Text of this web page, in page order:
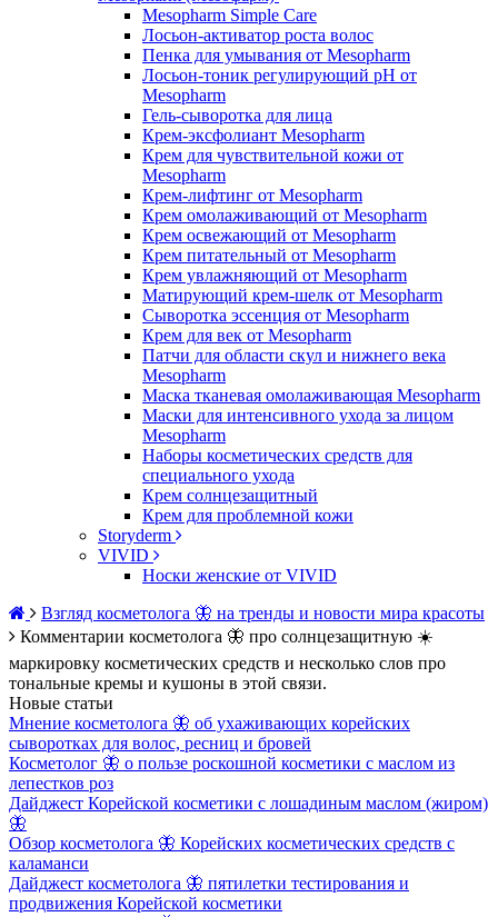
Mesopharm Simple Care
Лосьон-активатор роста волос
Пенка для умывания от Mesopharm
Лосьон-тоник регулирующий рН от
Mesopharm
Гель-сыворотка для лица
Крем-эксфолиант Mesopharm
Крем для чувствительной кожи от
Mesopharm
Крем-лифтинг от Mesopharm
Крем омолаживающий от Mesopharm
Крем освежающий от Mesopharm
Крем питательный от Mesopharm
Крем увлажняющий от Mesopharm
Матирующий крем-шелк от Mesopharm
Сыворотка эссенция от Mesopharm
Крем для век от Mesopharm
Патчи для области скул и нижнего века
Mesopharm
Маска тканевая омолаживающая Mesopharm
Маски для интенсивного ухода за лицом
Mesopharm
Наборы косметических средств для
специального ухода
Крем солнцезащитный
Крем для проблемной кожи
Storyderm
VIVID
Носки женские от VIVID
Взгляд косметолога 🦋 на тренды и новости мира красоты
Комментарии косметолога 🦋 про солнцезащитную ☀️
маркировку косметических средств и несколько слов про
тональные кремы и кушоны в этой связи.
Новые статьи
Мнение косметолога 🦋 об ухаживающих корейских
сыворотках для волос, ресниц и бровей
Косметолог 🦋 о пользе роскошной косметики с маслом из
лепестков роз
Дайджест Корейской косметики с лошадиным маслом (жиром)
🦋
Обзор косметолога 🦋 Корейских косметических средств с
каламанси
Дайджест косметолога 🦋 пятилетки тестирования и
продвижения Корейской косметики